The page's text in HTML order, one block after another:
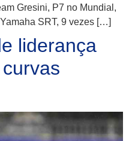
Gresini, P7 no Mundial,
SRT, 9 vezes […]
liderança